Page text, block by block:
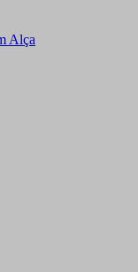
Alça